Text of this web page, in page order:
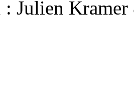
: Julien